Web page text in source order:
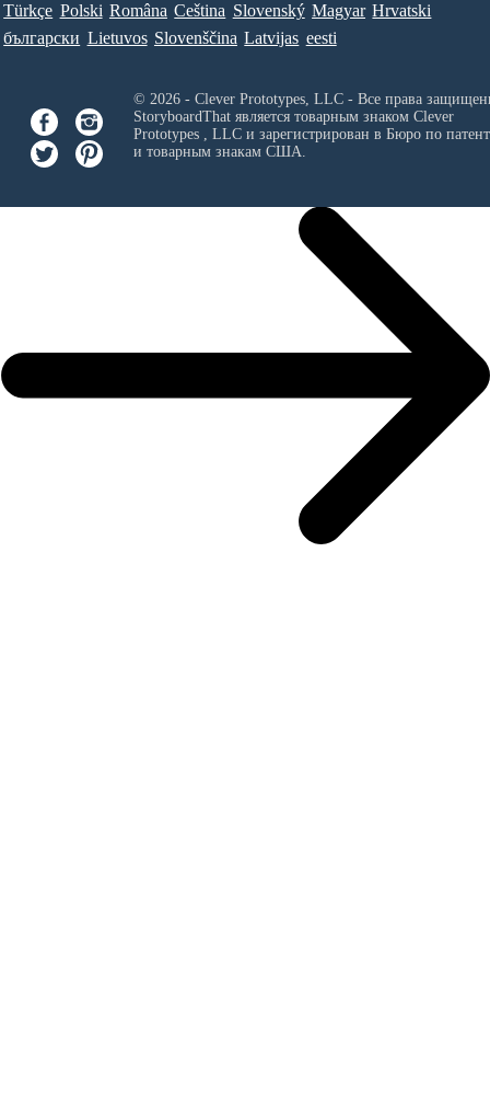
Türkçe Polski Româna Ceština Slovenský Magyar Hrvatski
български Lietuvos Slovenščina Latvijas eesti
© 2026 - Clever Prototypes, LLC - Все права
StoryboardThat является товарным знаком Clever
Prototypes , LLCи зарегистрирован в Бюро по
и товарным знакам США.